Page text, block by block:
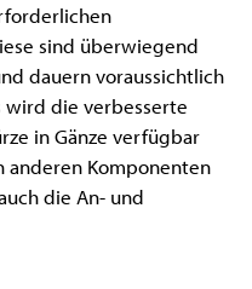
sind überwiegend
dauern voraussichtlich
wird die verbesserte
in Gänze verfügbar
anderen Komponenten
die An- und